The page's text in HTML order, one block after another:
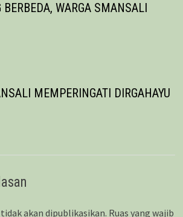
WARGA SMANSALI
MEMPERINGATI DIRGAHAYU
akan dipublikasikan. Ruas yang wajib